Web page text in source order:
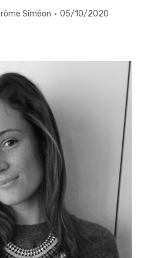
Siméon 05/10/2020